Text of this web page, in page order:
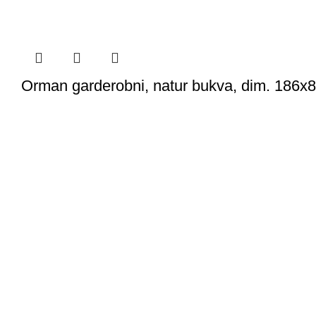
Orman garderobni, natur bukva, dim.